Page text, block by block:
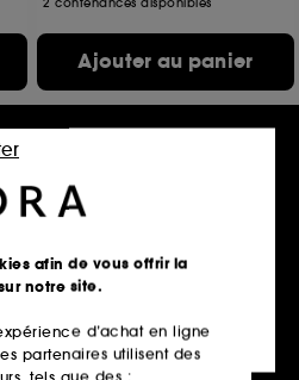
Ajouter au panier
KILIAN PARIS
BLACK PHANTOM
EAU DE PARFUM
afin de vous offrir la
notre site.
d’achat en ligne
partenaires utilisent des
tels que des :